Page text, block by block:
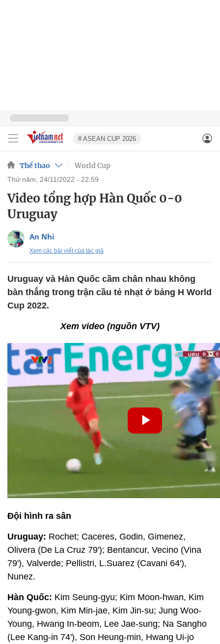
# ASEAN CUP 2026
Thể thao World Cup
thứ năm, 24/11/2022 - 22:59
Video tổng hợp Hàn Quốc 0-0
Uruguay
An Nhi
Xem các bài viết của tác giả
Uruguay và Hàn Quốc cầm chân nhau không
bàn thắng trong trận cầu tẻ nhạt ở bảng H World
Cup 2022.
Xem video (nguồn VTV)
Đội hình ra sân
Uruguay: Rochet; Caceres, Godin, Gimenez,
Olivera (De La Cruz 79'); Bentancur, Vecino (Vina
79'), Valverde; Pellistri, L.Suarez (Cavani 64'),
Nunez.
Hàn Quốc: Kim Seung-gyu; Kim Moon-hwan, Kim
Young-gwon, Kim Min-jae, Kim Jin-su; Jung Woo-
Young, Hwang In-beom, Lee Jae-sung; Na Sangho
(Lee Kang-in 74'), Son Heung-min, Hwang Ui-jo